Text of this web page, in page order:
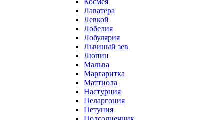
Космея
Лаватера
Левкой
Лобелия
Лобулярия
Львиный зев
Люпин
Мальва
Маргаритка
Маттиола
Настурция
Пеларгония
Петуния